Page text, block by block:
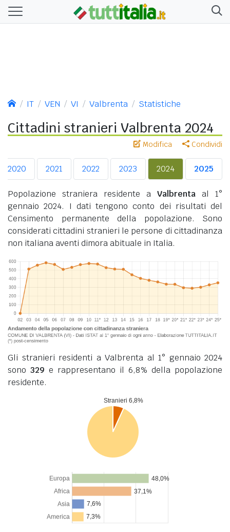
IT VEN VI Valbrenta Statistiche
Cittadini stranieri Valbrenta 2024
Modifica Condividi
2020 2021 2022 2023 2024 2025
Popolazione straniera residente a Valbrenta al 1°
gennaio 2024. I dati tengono conto dei risultati del
Censimento permanente della popolazione. Sono
considerati cittadini stranieri le persone di cittadinanza
non italiana aventi dimora abituale in Italia.
Gli stranieri residenti a Valbrenta al 1° gennaio 2024
sono 329 e rappresentano il 6,8% della popolazione
residente.